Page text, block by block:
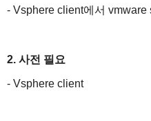
- Vsphere client에서 vmware
2. 사전 필요
- Vsphere client